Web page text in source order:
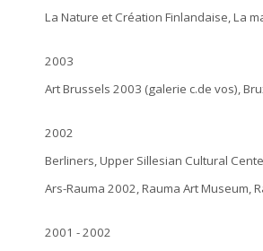
La Nature et Création Finlandaise, La
2003
Art Brussels 2003 (galerie c.de vos),
2002
Berliners, Upper Sillesian Cultural
Ars-Rauma 2002, Rauma Art Museum,
2001 - 2002